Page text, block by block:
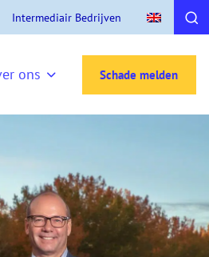
Intermediair Bedrijven
ons Schade melden